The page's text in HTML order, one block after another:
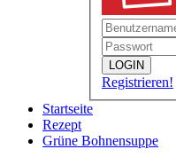
LOGIN
Registrieren!
Startseite
Rezept
Grüne Bohnensuppe